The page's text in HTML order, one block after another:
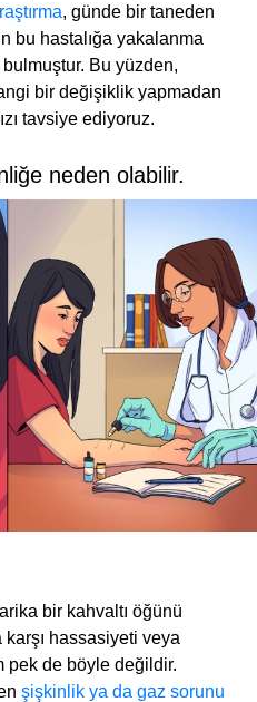
, günde bir taneden
bu hastalığa yakalanma
Bu yüzden,
bir değişiklik yapmadan
tavsiye ediyoruz.
neden olabilir.
bir kahvaltı öğünü
hassasiyeti veya
pek de böyle değildir.
şişkinlik ya da gaz sorunu